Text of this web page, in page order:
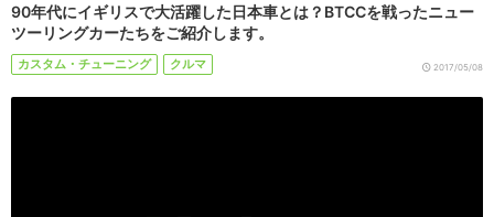
90年代にイギリスで大活躍した日本車とは？BTCCを戦ったニュー
ツーリングカーたちをご紹介します。
カスタム・チューニング クルマ 2017/05/08